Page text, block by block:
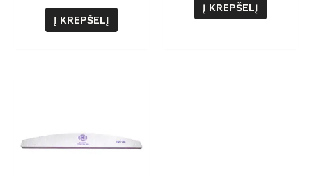
Į KREPŠELĮ
Į KREPŠELĮ